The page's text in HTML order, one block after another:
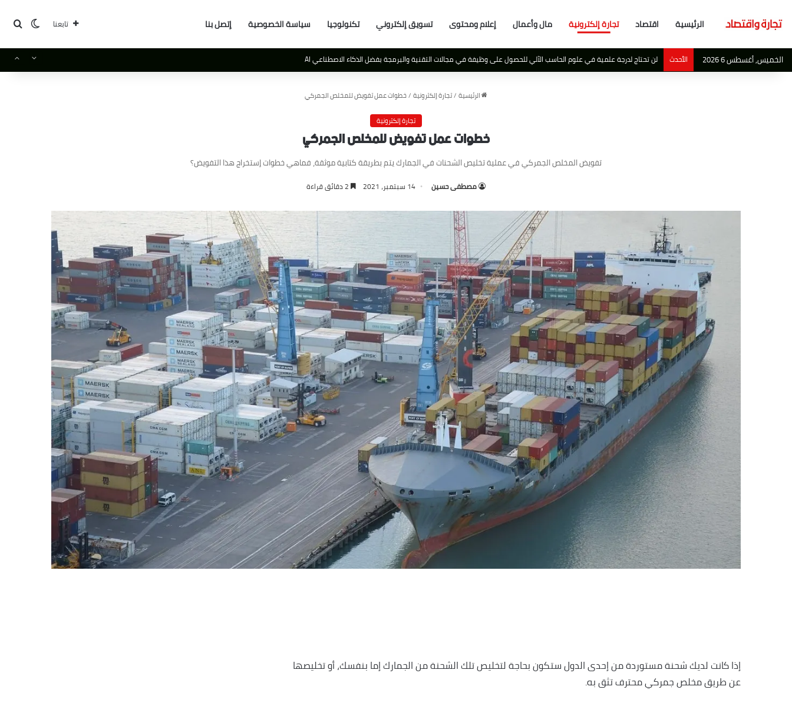
الرئيسية اقتصاد تجارة إلكترونية مال وأعمال إعلام ومحتوى تسويق إلكتروني تكنولوجيا سياسة الخصوصية إتصل بنا تابعنا الوضع
الخميس, أغسطس 6 2026 الأحدث أبو ظبي تصبح احدث ملاذ آمن لاهم مليارديرات العالم
الرئيسية /تجارة إلكترونية /خطوات عمل تفويض للمخلص الجمركي
تجارة إلكترونية
خطوات عمل تفويض للمخلص الجمركي
تفويض المخلص الجمركي في عملية تخليص الشحنات في الجمارك يتم بطريقة كتابية موثقة، فماهي خطوات إستخراج هذا التفويض؟
مصطفى حسين 14 سبتمبر، 2021
إذا كانت لديك شحنة مستوردة من إحدى الدول ستكون بحاجة لتخليص تلك الشحنة من الجمارك إما بنفسك، أو تخليصها
عن طريق مخلص جمركي محترف تثق به.